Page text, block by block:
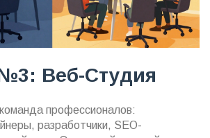
Веб-Студия
профессионалов:
разработчики, SEO-